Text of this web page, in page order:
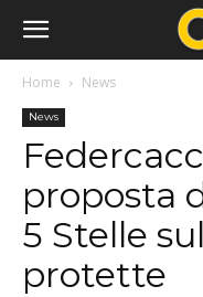
Home News
News
proposta
5 Stelle
protette